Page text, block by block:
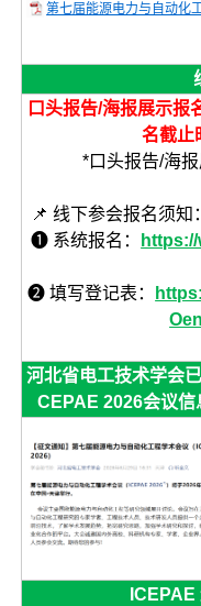
第七届能源电力与自动化
口头报告/海报展示
名截止
*口头报告/海
📌 线下参会报名须知
❶ 系统报名：
❷ 填写登记表：
河北省电工技术学会
CEPAE 2026会议信